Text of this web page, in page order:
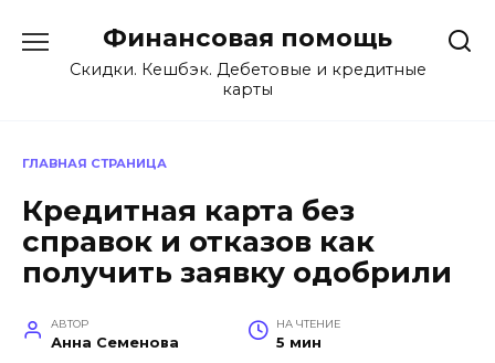
содержанию
Финансовая помощь
Скидки. Кешбэк. Дебетовые и кредитные
карты
ГЛАВНАЯ СТРАНИЦА
Кредитная карта без
справок и отказов как
получить заявку одобрили
АВТОР
Анна Семенова
НА ЧТЕНИЕ
5 мин